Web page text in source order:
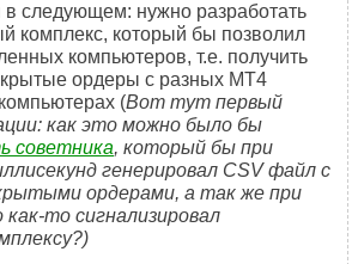
в следующем: нужно разработать
комплекс, который бы позволил
компьютеров, т.е. получить
ордеры с разных MT4
(Вот тут первый
как это можно было бы
советника, который бы при
генерировал CSV файл с
ордерами, а так же при
то сигнализировал